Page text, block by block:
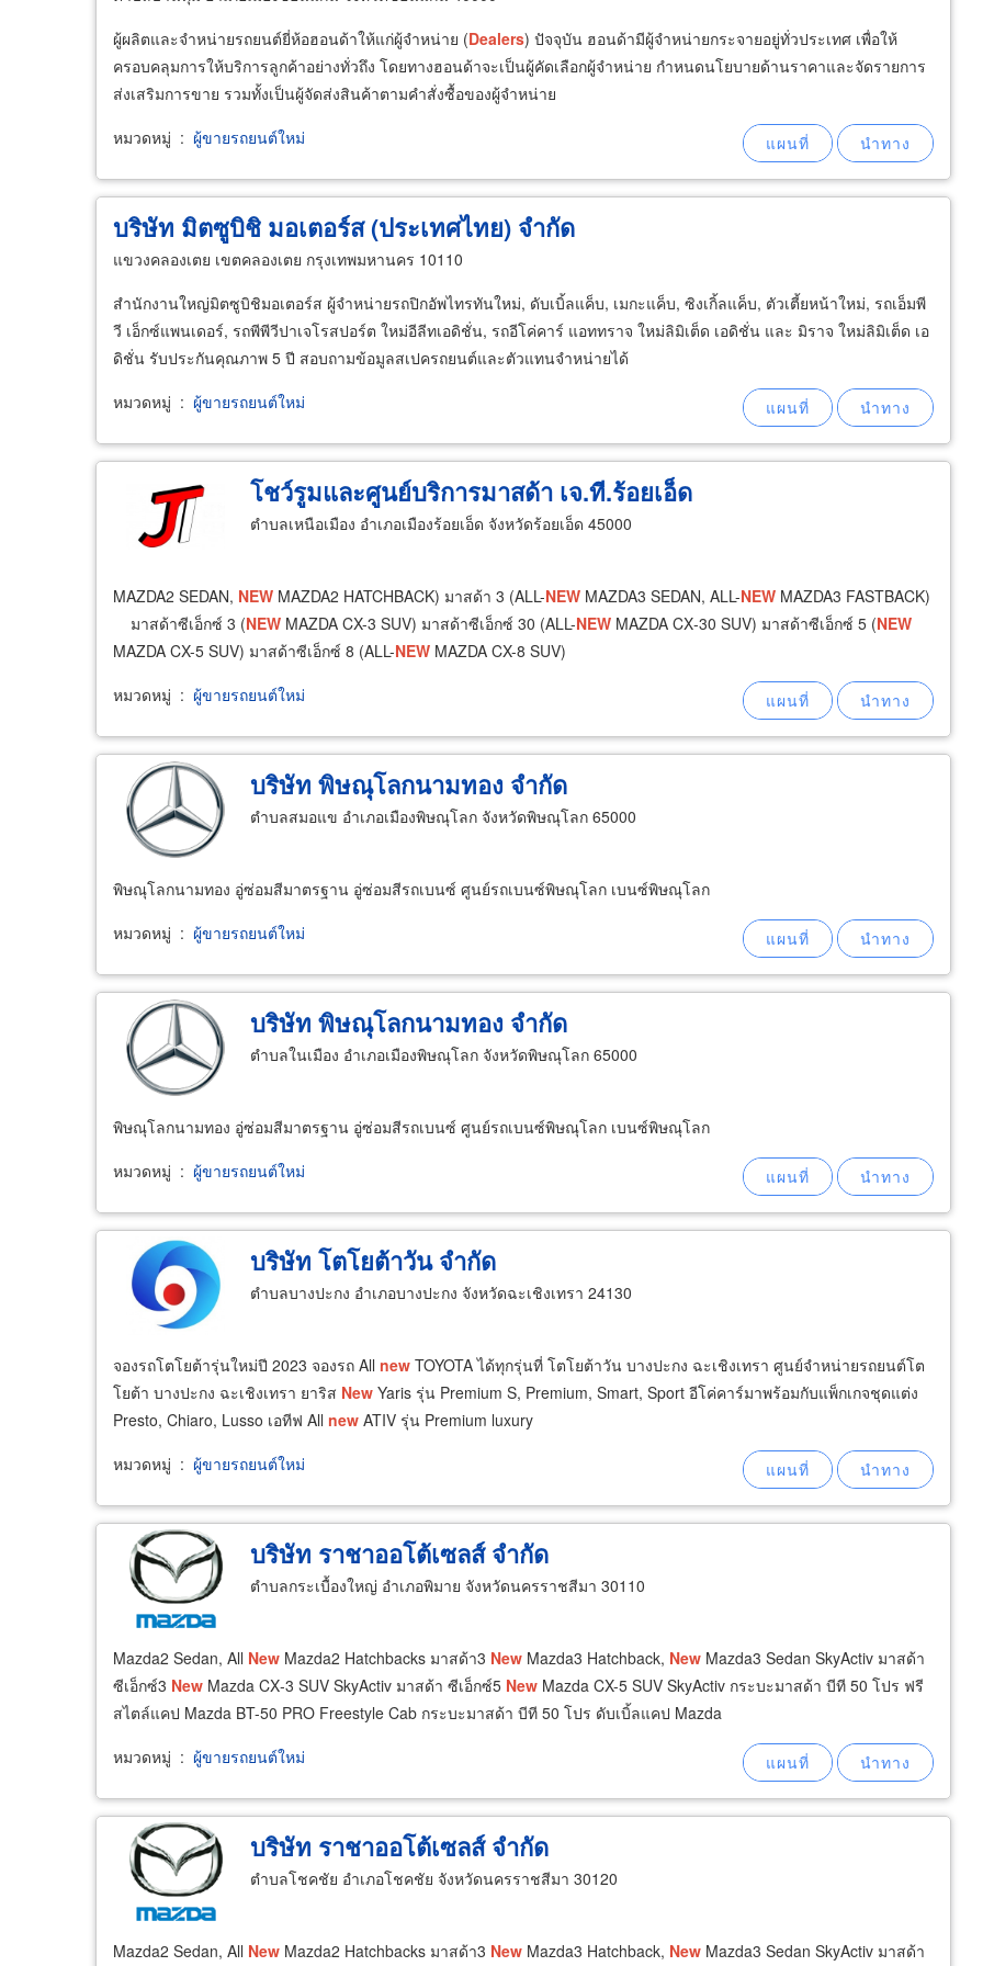
ผู้ผลิตและจำหน่ายรถยนต์ยี่ห้อฮอนด้าให้แก่ผู้จำหน่าย (Dealers) ปัจจุบัน ฮอนด้ามีผู้จำหน่ายกระจายอยู่ทั่วประเทศ เพื่อให้
ครอบคลุมการให้บริการลูกค้าอย่างทั่วถึง โดยทางฮอนด้าจะเป็นผู้คัดเลือกผู้จำหน่าย กำหนดนโยบายด้านราคาและจัดรายการ
ส่งเสริมการขาย รวมทั้งเป็นผู้จัดส่งสินค้าตามคำสั่งซื้อของผู้จำหน่าย
หมวดหมู่ : ผู้ขายรถยนต์ใหม่
บริษัท มิตซูบิชิ มอเตอร์ส (ประเทศไทย) จำกัด
แขวงคลองเตย เขตคลองเตย กรุงเทพมหานคร 10110
สำนักงานใหญ่มิตซูบิชิมอเตอร์ส ผู้จำหน่ายรถปิกอัพไทรทันใหม่, ดับเบิ้ลแค็บ, เมกะแค็บ, ซิงเกิ้ลแค็บ, ตัวเตี้ยหน้าใหม่, รถเอ็มพี
วี เอ็กซ์แพนเดอร์, รถพีพีวีปาเจโรสปอร์ต ใหม่อีลีทเอดิชั่น, รถอีโค่คาร์ แอททราจ ใหม่ลิมิเต็ด เอดิชั่น และ มิราจ ใหม่ลิมิเต็ด เอ
ดิชั่น รับประกันคุณภาพ 5 ปี สอบถามข้อมูลสเปครถยนต์และตัวแทนจำหน่ายได้
หมวดหมู่ : ผู้ขายรถยนต์ใหม่
โชว์รูมและศูนย์บริการมาสด้า เจ.ที.ร้อยเอ็ด
ตำบลเหนือเมือง อำเภอเมืองร้อยเอ็ด จังหวัดร้อยเอ็ด 45000
MAZDA2 SEDAN, NEW MAZDA2 HATCHBACK) มาสด้า 3 (ALL-NEW MAZDA3 SEDAN, ALL-NEW MAZDA3 FASTBACK)
มาสด้าซีเอ็กซ์ 3 (NEW MAZDA CX-3 SUV) มาสด้าซีเอ็กซ์ 30 (ALL-NEW MAZDA CX‐30 SUV) มาสด้าซีเอ็กซ์ 5 (NEW
MAZDA CX-5 SUV) มาสด้าซีเอ็กซ์ 8 (ALL-NEW MAZDA CX-8 SUV)
หมวดหมู่ : ผู้ขายรถยนต์ใหม่
บริษัท พิษณุโลกนามทอง จำกัด
ตำบลสมอแข อำเภอเมืองพิษณุโลก จังหวัดพิษณุโลก 65000
พิษณุโลกนามทอง อู่ซ่อมสีมาตรฐาน อู่ซ่อมสีรถเบนซ์ ศูนย์รถเบนซ์พิษณุโลก เบนซ์พิษณุโลก
หมวดหมู่ : ผู้ขายรถยนต์ใหม่
บริษัท พิษณุโลกนามทอง จำกัด
ตำบลในเมือง อำเภอเมืองพิษณุโลก จังหวัดพิษณุโลก 65000
พิษณุโลกนามทอง อู่ซ่อมสีมาตรฐาน อู่ซ่อมสีรถเบนซ์ ศูนย์รถเบนซ์พิษณุโลก เบนซ์พิษณุโลก
หมวดหมู่ : ผู้ขายรถยนต์ใหม่
บริษัท โตโยต้าวัน จำกัด
ตำบลบางปะกง อำเภอบางปะกง จังหวัดฉะเชิงเทรา 24130
จองรถโตโยต้ารุ่นใหม่ปี 2023 จองรถ All new TOYOTA ได้ทุกรุ่นที่ โตโยต้าวัน บางปะกง ฉะเชิงเทรา ศูนย์จำหน่ายรถยนต์โต
โยต้า บางปะกง ฉะเชิงเทรา ยาริส New Yaris รุ่น Premium S, Premium, Smart, Sport อีโค่คาร์มาพร้อมกับแพ็กเกจชุดแต่ง
Presto, Chiaro, Lusso เอทีฟ All new ATIV รุ่น Premium luxury
หมวดหมู่ : ผู้ขายรถยนต์ใหม่
บริษัท ราชาออโต้เซลส์ จำกัด
ตำบลกระเบื้องใหญ่ อำเภอพิมาย จังหวัดนครราชสีมา 30110
Mazda2 Sedan, All New Mazda2 Hatchbacks มาสด้า3 New Mazda3 Hatchback, New Mazda3 Sedan SkyActiv มาสด้า
ซีเอ็กซ์3 New Mazda CX‐3 SUV SkyActiv มาสด้า ซีเอ็กซ์5 New Mazda CX-5 SUV SkyActiv กระบะมาสด้า บีที 50 โปร ฟรี
สไตล์แคป Mazda BT-50 PRO Freestyle Cab กระบะมาสด้า บีที 50 โปร ดับเบิ้ลแคป Mazda
หมวดหมู่ : ผู้ขายรถยนต์ใหม่
บริษัท ราชาออโต้เซลส์ จำกัด
ตำบลโชคชัย อำเภอโชคชัย จังหวัดนครราชสีมา 30120
Mazda2 Sedan, All New Mazda2 Hatchbacks มาสด้า3 New Mazda3 Hatchback, New Mazda3 Sedan SkyActiv มาสด้า